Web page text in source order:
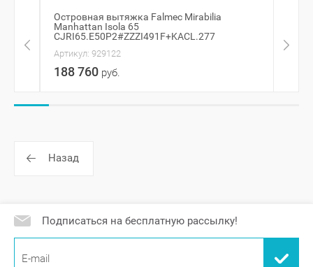
Островная вытяжка Falmec Mirabilia
Manhattan Isola 65
CJRI65.E50P2#ZZZI491F+KACL.277
Артикул: 929122
188 760 руб.
Назад
Подписаться на бесплатную рассылку!